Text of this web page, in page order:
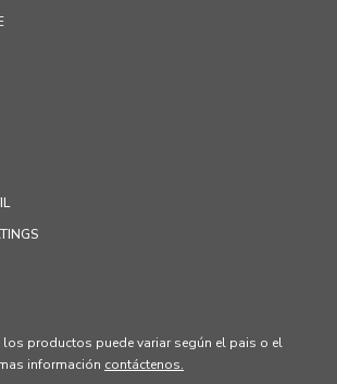
productos puede variar según el pais o el
información contáctenos.